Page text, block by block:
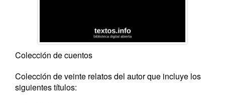
Colección de cuentos
Colección de veinte relatos del autor que incluye los
siguientes títulos: